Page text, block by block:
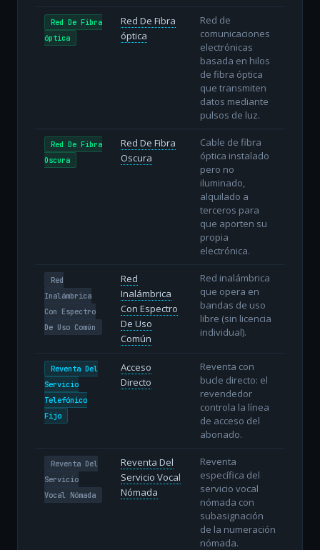
Red De Fibra
óptica
Red De Fibra
óptica
Red de
comunicaciones
electrónicas
basada en hilos
de fibra óptica
que transmiten
datos mediante
pulsos de luz.
Red De Fibra
Oscura
Red De Fibra
Oscura
Cable de fibra
óptica instalado
pero no
iluminado,
alquilado a
terceros para
que aporten su
propia
electrónica.
Red
Inalámbrica
Con Espectro
De Uso Común
Red
Inalámbrica
Con Espectro
De Uso
Común
Red inalámbrica
que opera en
bandas de uso
libre (sin licencia
individual).
Reventa Del
Servicio
Telefónico
Fijo
Acceso
Directo
Reventa con
bucle directo: el
revendedor
controla la línea
de acceso del
abonado.
Reventa Del
Servicio
Vocal Nómada
Reventa Del
Servicio Vocal
Nómada
Reventa
específica del
servicio vocal
nómada con
subasignación
de la numeración
nómada.